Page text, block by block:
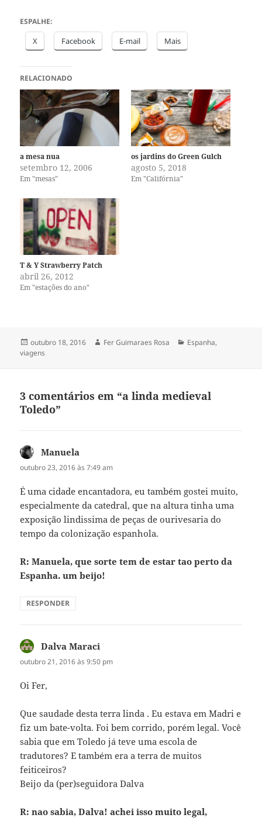
ESPALHE:
X Facebook E-mail Mais
RELACIONADO
a mesa nua
setembro 12, 2006
Em "mesas"
os jardins do Green Gulch
agosto 5, 2018
Em "Califórnia"
T & Y Strawberry Patch
abril 26, 2012
Em "estações do ano"
Publicado
em
outubro 18, 2016 Autor
Fer Guimaraes Rosa Categorias
Espanha,
viagens
3 comentários em “a linda medieval
Toledo”
Manuela
outubro 23, 2016 às 7:49 am
É uma cidade encantadora, eu também gostei muito,
especialmente da catedral, que na altura tinha uma
exposição lindissima de peças de ourivesaria do
tempo da colonização espanhola.
R: Manuela, que sorte tem de estar tao perto da
Espanha. um beijo!
RESPONDER
Dalva Maraci
outubro 21, 2016 às 9:50 pm
Oi Fer,
Que saudade desta terra linda . Eu estava em Madri e
fiz um bate-volta. Foi bem corrido, porém legal. Você
sabia que em Toledo já teve uma escola de
tradutores? E também era a terra de muitos
feiticeiros?
Beijo da (per)seguidora Dalva
R: nao sabia, Dalva! achei isso muito legal,